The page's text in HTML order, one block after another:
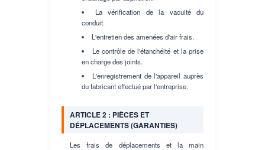
La vérification de la vacuité du
conduit.
L'entretien des amenées d'air frais.
Le contrôle de l'étanchéité et la prise
en charge des joints.
L'enregistrement de l'appareil auprès
du fabricant effectué par l'entreprise.
ARTICLE 2 : PIÈCES ET
DÉPLACEMENTS (GARANTIES)
Les frais de déplacements et la main